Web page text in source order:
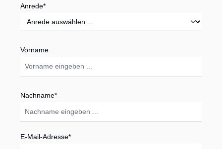
Anrede*
Vorname
Nachname*
E-Mail-Adresse*